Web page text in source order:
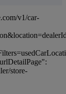
v1/car-
store-